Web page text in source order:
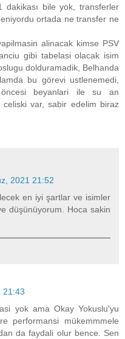
dakikası bile yok, transferler
ortada ne transfer ne
alinacak kimse PSV
gibi tabelasi olacak isim
dolduramadik, Belhanda
bu görevi ustlenemedi,
beyanlari ile su an
var, sabir edelim biraz
2021 21:52
en iyi şartlar ve isimler
düşünüyorum. Hoca sakin
21:43
yok ama Okay Yokuslu'yu
performansi mükemmmele
da faydali olur bence. Sen